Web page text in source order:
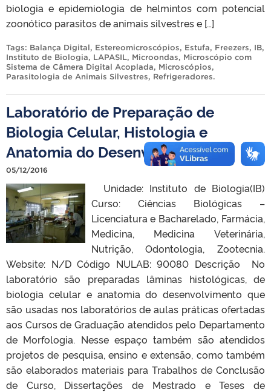
biologia e epidemiologia de helmintos com potencial
zoonótico parasitos de animais silvestres e […]
Tags: Balança Digital, Estereomicroscópios, Estufa, Freezers, IB,
Instituto de Biologia, LAPASIL, Microondas, Microscópio com
Sistema de Câmera Digital Acoplada, Microscópios,
Parasitologia de Animais Silvestres, Refrigeradores.
Laboratório de Preparação de
Biologia Celular, Histologia e
Anatomia do Desenvolvimento
05/12/2016
Unidade: Instituto de Biologia(IB)
Curso: Ciências Biológicas –
Licenciatura e Bacharelado, Farmácia,
Medicina, Medicina Veterinária,
Nutrição, Odontologia, Zootecnia.
Website: N/D Código NULAB: 90080 Descrição No
laboratório são preparadas lâminas histológicas, de
biologia celular e anatomia do desenvolvimento que
são usadas nos laboratórios de aulas práticas ofertadas
aos Cursos de Graduação atendidos pelo Departamento
de Morfologia. Nesse espaço também são atendidos
projetos de pesquisa, ensino e extensão, como também
são elaborados materiais para Trabalhos de Conclusão
de Curso, Dissertações de Mestrado e Teses de